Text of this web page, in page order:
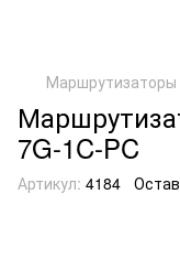
Маршрутизаторы
7G-1C-PC
Артикул: 4184